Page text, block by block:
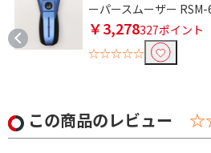
ーパースムーザー
￥3,278327ポイント
☆☆☆☆☆
この商品のレビュー